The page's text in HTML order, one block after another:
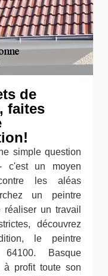
de
faites
simple question
c'est un moyen
les aléas
un peintre
un travail
découvrez
le peintre
Basque
à profit toute son